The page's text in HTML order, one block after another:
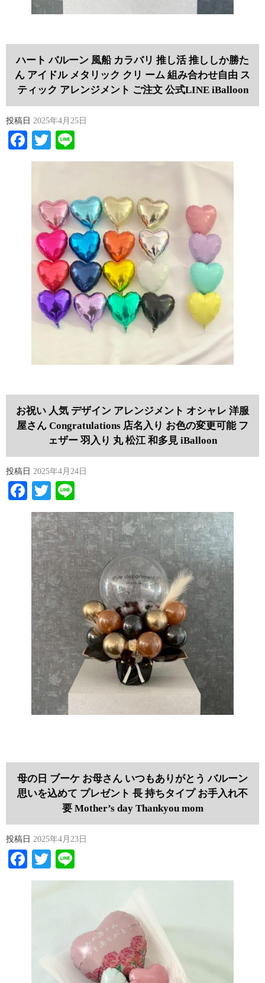
ハート バルーン 風船 カラバリ 推し活 推ししか勝た
ん アイドル メタリック クリ ーム 組み合わせ自由 ス
ティック アレンジメント ご注文 公式LINE iBalloon
投稿日 2025年4月25日
Facebook
Twitter
お祝い 人気 デザイン アレンジメント オシャレ 洋服
屋さん Congratulations 店名入り お色の変更可能 フ
ェザー 羽入り 丸 松江 和多見 iBalloon
投稿日 2025年4月24日
Facebook
Twitter
母の日 ブーケ お母さん いつもありがとう バルーン
思いを込めて プレゼント 長 持ちタイプ お手入れ不
要 Mother’s day Thankyou mom
投稿日 2025年4月23日
Facebook
Twitter